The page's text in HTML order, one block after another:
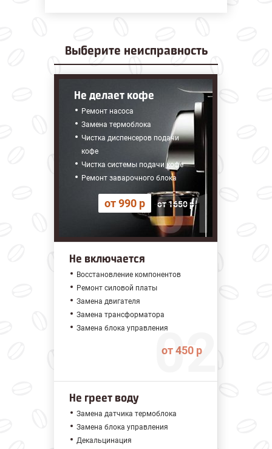
Выберите неисправность
Не делает кофе
Ремонт насоса
Замена термоблока
Чистка диспенсеров подачи
кофе
Чистка системы подачи кофе
Ремонт заварочного блока
от 990 р от 1650 р
Не включается
Восстановление компонентов
Ремонт силовой платы
Замена двигателя
Замена трансформатора
Замена блока управления
от 450 р
Не греет воду
Замена датчика термоблока
Замена блока управления
Декальцинация